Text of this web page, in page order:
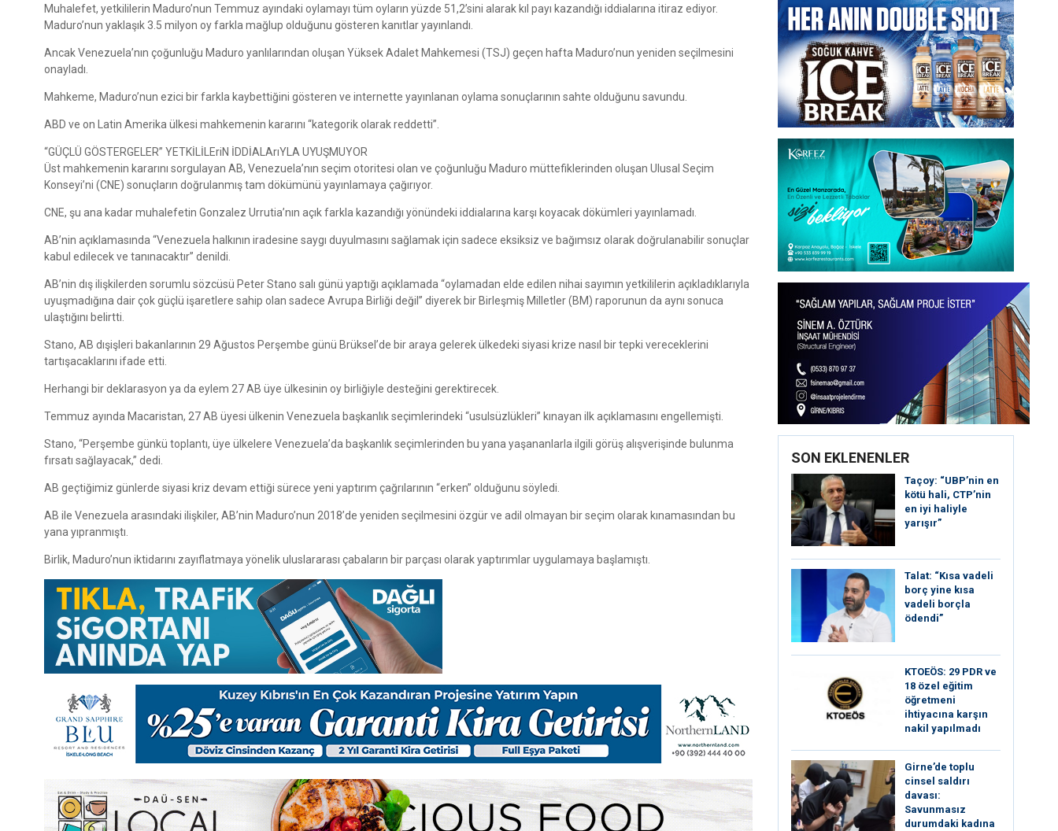
Muhalefet, yetkililerin Maduro’nun Temmuz ayındaki oylamayı tüm oyların yüzde 51,2’sini alarak kıl payı kazandığı iddialarına itiraz ediyor.
Maduro’nun yaklaşık 3.5 milyon oy farkla mağlup olduğunu gösteren kanıtlar yayınlandı.
Ancak Venezuela’nın çoğunluğu Maduro yanlılarından oluşan Yüksek Adalet Mahkemesi (TSJ) geçen hafta Maduro’nun yeniden seçilmesini
onayladı.
Mahkeme, Maduro’nun ezici bir farkla kaybettiğini gösteren ve internette yayınlanan oylama sonuçlarının sahte olduğunu savundu.
ABD ve on Latin Amerika ülkesi mahkemenin kararını “kategorik olarak reddetti”.
“GÜÇLÜ GÖSTERGELER” YETKİLİLEriN İDDİALArıYLA UYUŞMUYOR
Üst mahkemenin kararını sorgulayan AB, Venezuela’nın seçim otoritesi olan ve çoğunluğu Maduro müttefiklerinden oluşan Ulusal Seçim
Konseyi’ni (CNE) sonuçların doğrulanmış tam dökümünü yayınlamaya çağırıyor.
CNE, şu ana kadar muhalefetin Gonzalez Urrutia’nın açık farkla kazandığı yönündeki iddialarına karşı koyacak dökümleri yayınlamadı.
AB’nin açıklamasında “Venezuela halkının iradesine saygı duyulmasını sağlamak için sadece eksiksiz ve bağımsız olarak doğrulanabilir sonuçlar
kabul edilecek ve tanınacaktır” denildi.
AB’nin dış ilişkilerden sorumlu sözcüsü Peter Stano salı günü yaptığı açıklamada “oylamadan elde edilen nihai sayımın yetkililerin açıkladıklarıyla
uyuşmadığına dair çok güçlü işaretlere sahip olan sadece Avrupa Birliği değil” diyerek bir Birleşmiş Milletler (BM) raporunun da aynı sonuca
ulaştığını belirtti.
Stano, AB dışişleri bakanlarının 29 Ağustos Perşembe günü Brüksel’de bir araya gelerek ülkedeki siyasi krize nasıl bir tepki vereceklerini
tartışacaklarını ifade etti.
Herhangi bir deklarasyon ya da eylem 27 AB üye ülkesinin oy birliğiyle desteğini gerektirecek.
Temmuz ayında Macaristan, 27 AB üyesi ülkenin Venezuela başkanlık seçimlerindeki “usulsüzlükleri” kınayan ilk açıklamasını engellemişti.
Stano, “Perşembe günkü toplantı, üye ülkelere Venezuela’da başkanlık seçimlerinden bu yana yaşananlarla ilgili görüş alışverişinde bulunma
fırsatı sağlayacak,” dedi.
AB geçtiğimiz günlerde siyasi kriz devam ettiği sürece yeni yaptırım çağrılarının “erken” olduğunu söyledi.
AB ile Venezuela arasındaki ilişkiler, AB’nin Maduro’nun 2018’de yeniden seçilmesini özgür ve adil olmayan bir seçim olarak kınamasından bu
yana yıpranmıştı.
Birlik, Maduro’nun iktidarını zayıflatmaya yönelik uluslararası çabaların bir parçası olarak yaptırımlar uygulamaya başlamıştı.
SON EKLENENLER
Taçoy: “UBP’nin en
kötü hali, CTP’nin
en iyi haliyle
yarışır”
Talat: “Kısa vadeli
borç yine kısa
vadeli borçla
ödendi”
KTOEÖS: 29 PDR ve
18 özel eğitim
öğretmeni
ihtiyacına karşın
nakil yapılmadı
Girne’de toplu
cinsel saldırı
davası:
Savunmasız
durumdaki kadına